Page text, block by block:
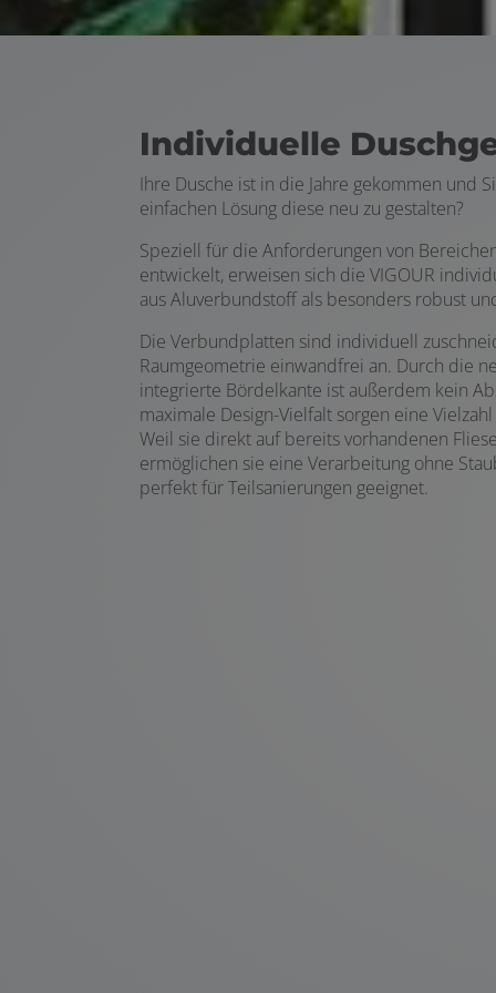
Individuelle
Ihre Dusche ist in die Jahre gekommen und
einfachen Lösung diese neu zu gestalten?
Speziell für die Anforderungen von
entwickelt, erweisen sich die VIGOUR
aus Aluverbundstoff als besonders robust
Die Verbundplatten sind individuell
Raumgeometrie einwandfrei an. Durch die
integrierte Bördelkante ist außerdem kein
maximale Design-Vielfalt sorgen eine
Weil sie direkt auf bereits vorhandenen
ermöglichen sie eine Verarbeitung ohne
perfekt für Teilsanierungen geeignet.